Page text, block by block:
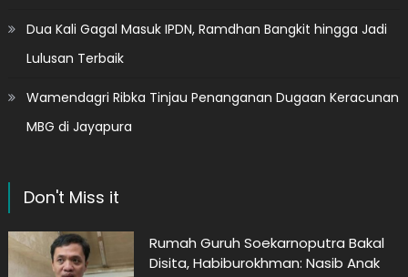
Dua Kali Gagal Masuk IPDN, Ramdhan Bangkit hingga Jadi
Lulusan Terbaik
Wamendagri Ribka Tinjau Penanganan Dugaan Keracunan
MBG di Jayapura
Don't Miss it
Rumah Guruh Soekarnoputra Bakal
Disita, Habiburokhman: Nasib Anak